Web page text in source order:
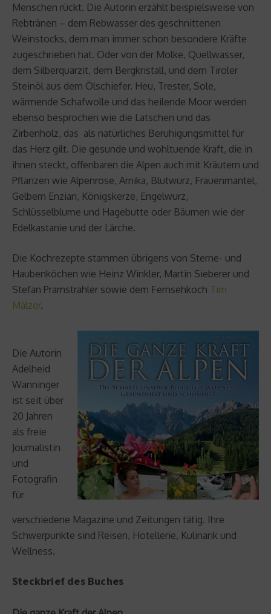
Menschen rückt. Die Autorin erzählt beispielsweise von
Rebtränen – dem Rebwasser des geschnittenen
Weinstocks, dem man immer schon besondere Kräfte
zugeschrieben hat. Oder von der Molke, Quellwasser,
dem Silberquarzit, dem Bergkristall, und dem Tiroler
Steinöl aus dem Ölschiefer. Heu, Trester, Sole,
wärmende Schafwolle und das heilende Moor werden
ebenso besprochen wie die Latschen und das
Zirbenholz, das als natürliches Beruhigungsmittel für
das Herz gilt. Die gesunde und wohltuende Kraft, die in
ihnen steckt, offenbaren die Alpen auch mit Kräutern und
Pflanzen wie Alpenrose, Arnika, Blutwurz, Frauenmantel,
Gelbem Enzian, Königskerze, Engelwurz,
Schlüsselblume und Hagebutte oder Bäumen wie der
Edelkastanie und der Lärche.
Die Kochrezepte stammen übrigens von Sterne- und
Haubenköchen wie Heinz Winkler, Martin Sieberer und
Stefan Pramstrahler sowie dem Fernsehkoch Tim
Mälzer.
Die Autorin
Adelheid
Wanninger
ist seit über
20 Jahren
als freie
Journalistin
und
Fotografin
für
verschiedene Magazine und Zeitungen tätig. Ihre
Schwerpunkte sind Reisen, Hotellerie, Kulinarik und
Wellness.
Steckbrief des Buches